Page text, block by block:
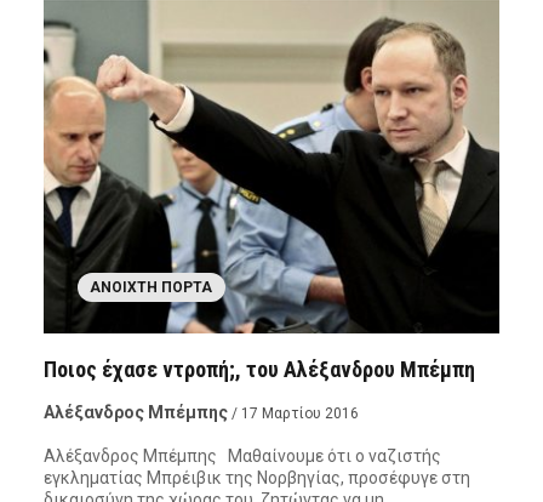
ΑΝΟΙΧΤΉ ΠΌΡΤΑ
Ποιος έχασε ντροπή;, του Αλέξανδρου Μπέμπη
Αλέξανδρος Μπέμπης / 17 Μαρτίου 2016
Αλέξανδρος Μπέμπης Μαθαίνουμε ότι ο ναζιστής
εγκληματίας Μπρέιβικ της Νορβηγίας, προσέφυγε στη